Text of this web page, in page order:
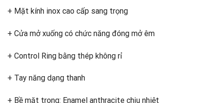
+ Mặt kính inox cao cấp sang trọng
+ Cửa mở xuống có chức năng đóng mở êm
+ Control Ring bằng thép không rỉ
+ Tay năng dạng thanh
+ Bề mặt trong: Enamel anthracite chịu nhiệt